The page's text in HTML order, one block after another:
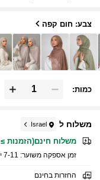
צבע: חום קפה
כמות:
משלוח ל Israel
משלוח חינם(הזמנות ≥ ₪35.00)
זמן אספקה ​​משוער: 7-11 ימי עסקים
החזרות בחינם